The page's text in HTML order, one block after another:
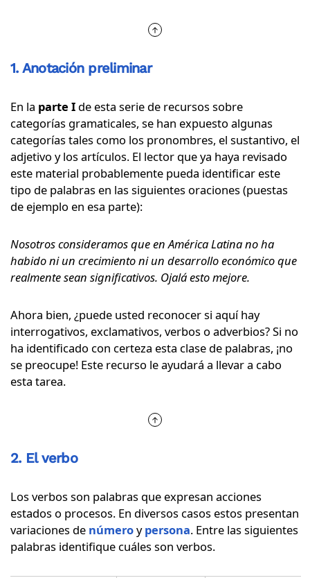
1. Anotación preliminar
En la parte I de esta serie de recursos sobre
categorías gramaticales, se han expuesto algunas
categorías tales como los pronombres, el sustantivo, el
adjetivo y los artículos. El lector que ya haya revisado
este material probablemente pueda identificar este
tipo de palabras en las siguientes oraciones (puestas
de ejemplo en esa parte):
Nosotros consideramos que en América Latina no ha
habido ni un crecimiento ni un desarrollo económico que
realmente sean significativos. Ojalá esto mejore.
Ahora bien, ¿puede usted reconocer si aquí hay
interrogativos, exclamativos, verbos o adverbios? Si no
ha identificado con certeza esta clase de palabras, ¡no
se preocupe! Este recurso le ayudará a llevar a cabo
esta tarea.
2. El verbo
Los verbos son palabras que expresan acciones
estados o procesos. En diversos casos estos presentan
variaciones de númeroypersona. Entre las siguientes
palabras identifique cuáles son verbos.